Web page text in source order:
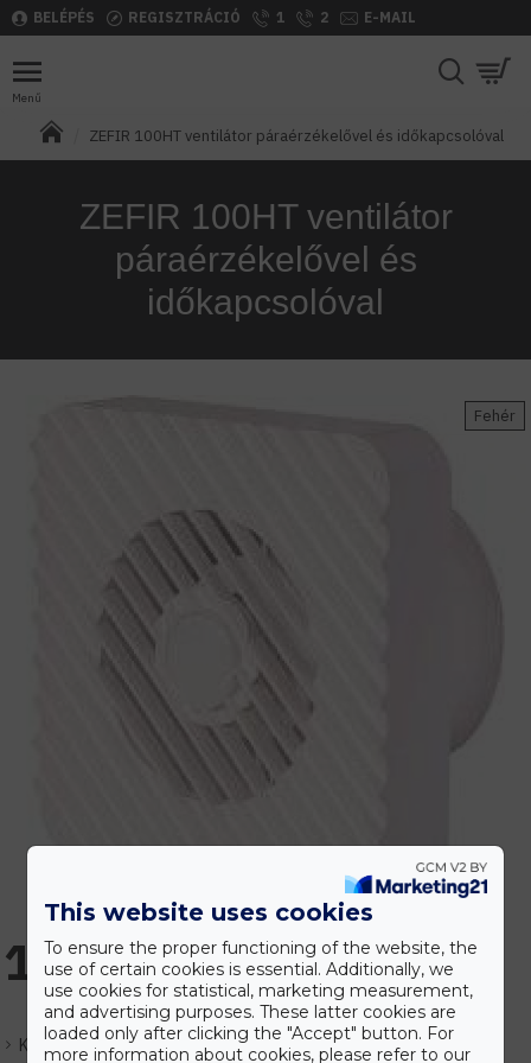
BELÉPÉS REGISZTRÁCIÓ 1 2 E-MAIL
ZEFIR 100HT ventilátor páraérzékelővel és időkapcsolóval
ZEFIR 100HT ventilátor
páraérzékelővel és
időkapcsolóval
Fehér
Készlet: Várhatóan 1-3 nap
14.455 Ft
This website uses cookies
To ensure the proper functioning of the website, the
use of certain cookies is essential. Additionally, we
use cookies for statistical, marketing measurement,
and advertising purposes. These latter cookies are
loaded only after clicking the "Accept" button. For
more information about cookies, please refer to our